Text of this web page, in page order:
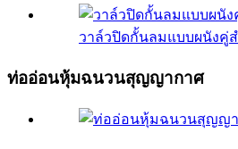
วาล์วปิดกั้นลมแบบผนังคู่
ท่ออ่อนหุ้มฉนวนสุญญากาศ